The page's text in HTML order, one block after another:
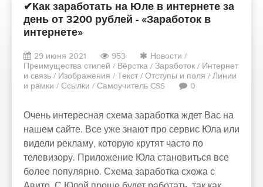
✔Как заработать на Юле в интернете за
день от 3200 рублей - «Заработок в
интернете»
29 июня 2021 953 Новости /
Преимущества стилей / Вёрстка / Заработок / Интернет
и связь / Изображения / Текст / Отступы и поля / Линии
и рамки / Ссылки / Самоучитель CSS 0
Очень интересная схема заработка ждет Вас на
нашем сайте. Все уже знают про сервис Юла или
видели рекламу, которую крутят часто по
телевизору. Приложение Юла становиться все
более популярно. Схема заработка схожа с